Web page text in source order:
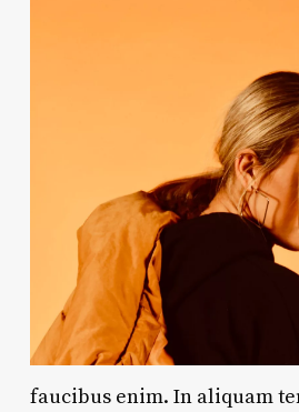
faucibus enim. In aliquam